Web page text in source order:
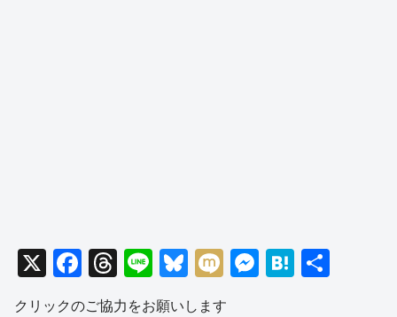
X
F
T
hr
Li
n
Bl
u
M
M
H
クリックのご協力をお願いします